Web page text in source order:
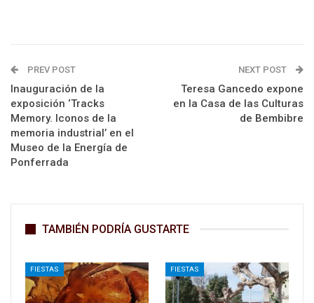
PREV POST
Inauguración de la
exposición ‘Tracks
Memory. Iconos de la
memoria industrial’ en el
Museo de la Energía de
Ponferrada
NEXT POST
Teresa Gancedo expone
en la Casa de las Culturas
de Bembibre
TAMBIÉN PODRÍA GUSTARTE
FIESTAS FIESTAS